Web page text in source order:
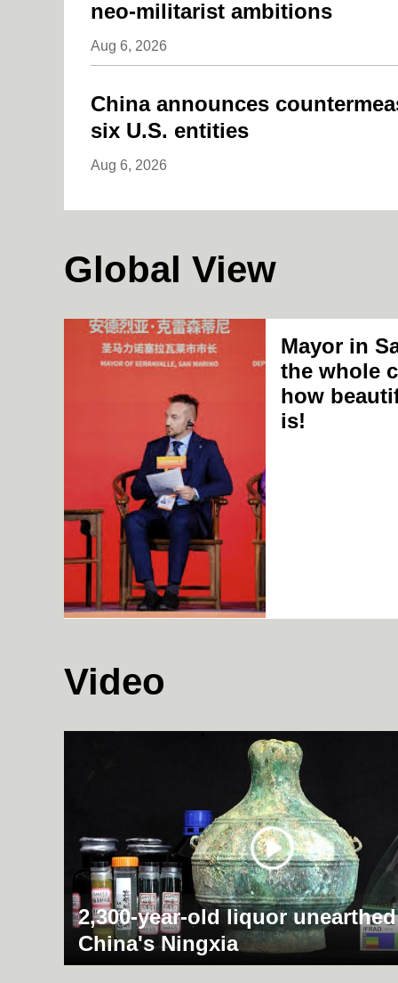
neo-militarist ambitions
Aug 6, 2026
China announces
six U.S. entities
Aug 6, 2026
Global View
Mayor in
the whole
how
is!
Video
2,300-year-old liquor
China's Ningxia